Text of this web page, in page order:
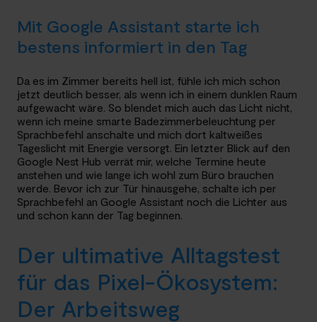
Mit Google Assistant starte ich
bestens informiert in den Tag
Da es im Zimmer bereits hell ist, fühle ich mich schon
jetzt deutlich besser, als wenn ich in einem dunklen Raum
aufgewacht wäre. So blendet mich auch das Licht nicht,
wenn ich meine smarte Badezimmerbeleuchtung per
Sprachbefehl anschalte und mich dort kaltweißes
Tageslicht mit Energie versorgt. Ein letzter Blick auf den
Google Nest Hub verrät mir, welche Termine heute
anstehen und wie lange ich wohl zum Büro brauchen
werde. Bevor ich zur Tür hinausgehe, schalte ich per
Sprachbefehl an Google Assistant noch die Lichter aus
und schon kann der Tag beginnen.
Der ultimative Alltagstest
für das Pixel-Ökosystem:
Der Arbeitsweg